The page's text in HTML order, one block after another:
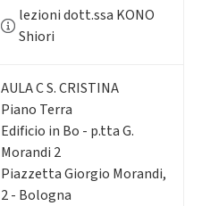
lezioni dott.ssa KONO
Shiori
AULA C S. CRISTINA
Piano Terra
Edificio in Bo - p.tta G.
Morandi 2
Piazzetta Giorgio Morandi,
2 - Bologna